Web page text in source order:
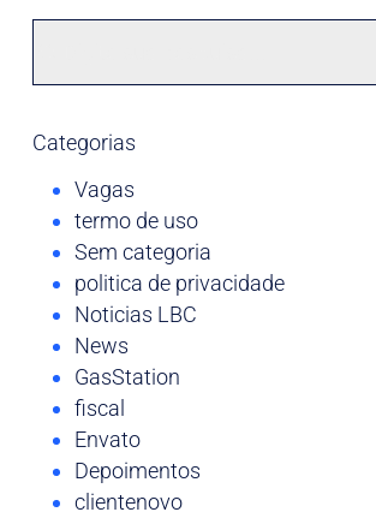
Categorias
Vagas
termo de uso
Sem categoria
politica de privacidade
Noticias LBC
News
GasStation
fiscal
Envato
Depoimentos
clientenovo